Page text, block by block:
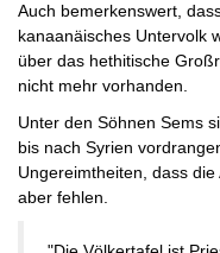
Auch bemerkenswert,
kanaanäisches Untervolk
über das hethitische
nicht mehr vorhanden.
Unter den Söhnen Sems
bis nach Syrien
Ungereimtheiten, dass
aber fehlen.